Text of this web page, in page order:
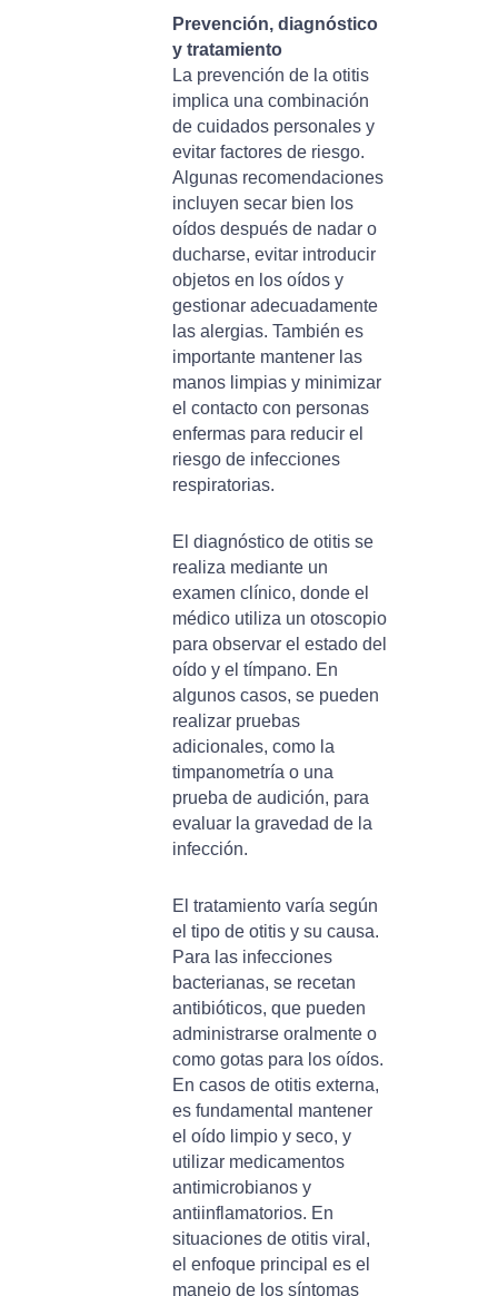
Prevención, diagnóstico
y tratamiento
La prevención de la otitis
implica una combinación
de cuidados personales y
evitar factores de riesgo.
Algunas recomendaciones
incluyen secar bien los
oídos después de nadar o
ducharse, evitar introducir
objetos en los oídos y
gestionar adecuadamente
las alergias. También es
importante mantener las
manos limpias y minimizar
el contacto con personas
enfermas para reducir el
riesgo de infecciones
respiratorias.
El diagnóstico de otitis se
realiza mediante un
examen clínico, donde el
médico utiliza un otoscopio
para observar el estado del
oído y el tímpano. En
algunos casos, se pueden
realizar pruebas
adicionales, como la
timpanometría o una
prueba de audición, para
evaluar la gravedad de la
infección.
El tratamiento varía según
el tipo de otitis y su causa.
Para las infecciones
bacterianas, se recetan
antibióticos, que pueden
administrarse oralmente o
como gotas para los oídos.
En casos de otitis externa,
es fundamental mantener
el oído limpio y seco, y
utilizar medicamentos
antimicrobianos y
antiinflamatorios. En
situaciones de otitis viral,
el enfoque principal es el
manejo de los síntomas